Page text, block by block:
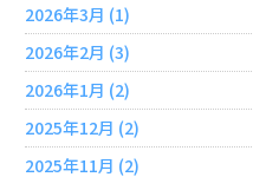
2026年3月 (1)
2026年2月 (3)
2026年1月 (2)
2025年12月 (2)
2025年11月 (2)